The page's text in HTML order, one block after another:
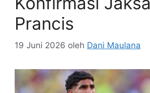
Prancis
19 Juni 2026 oleh Dani Maulana